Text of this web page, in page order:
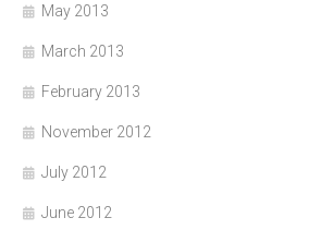
May 2013
March 2013
February 2013
November 2012
July 2012
June 2012